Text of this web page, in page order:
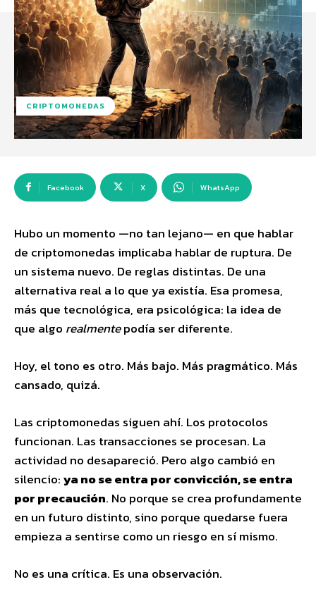
CRIPTOMONEDAS
Facebook X WhatsApp
Hubo un momento —no tan lejano— en que hablar
de criptomonedas implicaba hablar de ruptura. De
un sistema nuevo. De reglas distintas. De una
alternativa real a lo que ya existía. Esa promesa,
más que tecnológica, era psicológica: la idea de
que algo realmentepodía ser diferente.
Hoy, el tono es otro. Más bajo. Más pragmático. Más
cansado, quizá.
Las criptomonedas siguen ahí. Los protocolos
funcionan. Las transacciones se procesan. La
actividad no desapareció. Pero algo cambió en
silencio:ya no se entra por convicción, se entra
por precaución. No porque se crea profundamente
en un futuro distinto, sino porque quedarse fuera
empieza a sentirse como un riesgo en sí mismo.
No es una crítica. Es una observación.